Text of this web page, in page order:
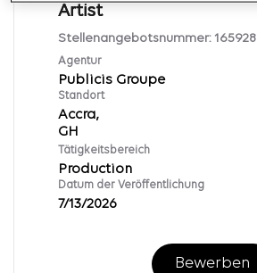
Artist
Stellenangebotsnummer: 165928
Agentur
Publicis Groupe
Standort
Accra,
Tätigkeitsbereich
Production
Datum der Veröffentlichung
7/13/2026
Bewerben